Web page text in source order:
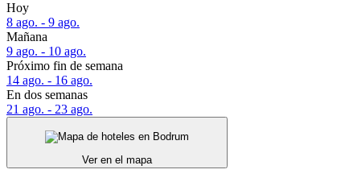
Hoy
8 ago. - 9 ago.
Mañana
9 ago. - 10 ago.
Próximo fin de semana
14 ago. - 16 ago.
En dos semanas
21 ago. - 23 ago.
Ver en el mapa